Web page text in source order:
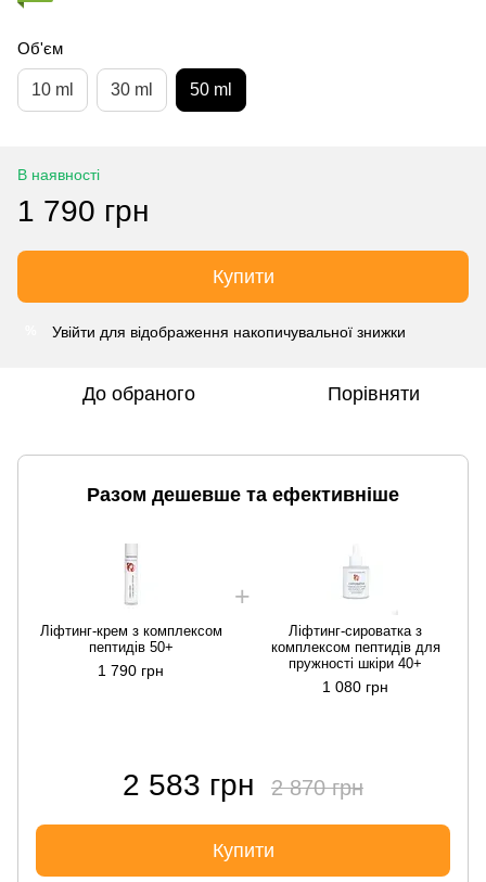
Об'єм
10 ml 30 ml 50 ml
В наявності
1 790 грн
Купити
Увійти для відображення накопичувальної знижки
До обраного Порівняти
Разом дешевше та ефективніше
Ліфтинг-крем з комплексом
пептидів 50+
1 790 грн
Ліфтинг-сироватка з
комплексом пептидів для
пружності шкіри 40+
1 080 грн
2 583 грн 2 870 грн
Купити